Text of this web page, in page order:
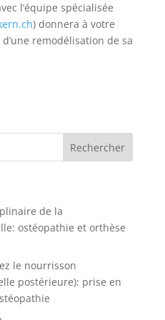
l’équipe spécialisée
) donnera à votre
remodélisation de sa
de la
ostéopathie et orthèse
le nourrisson
postérieure): prise en